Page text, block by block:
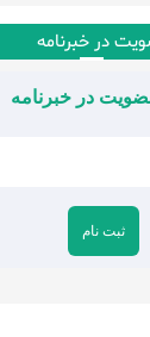
در خبرنامه
در خبرنامه